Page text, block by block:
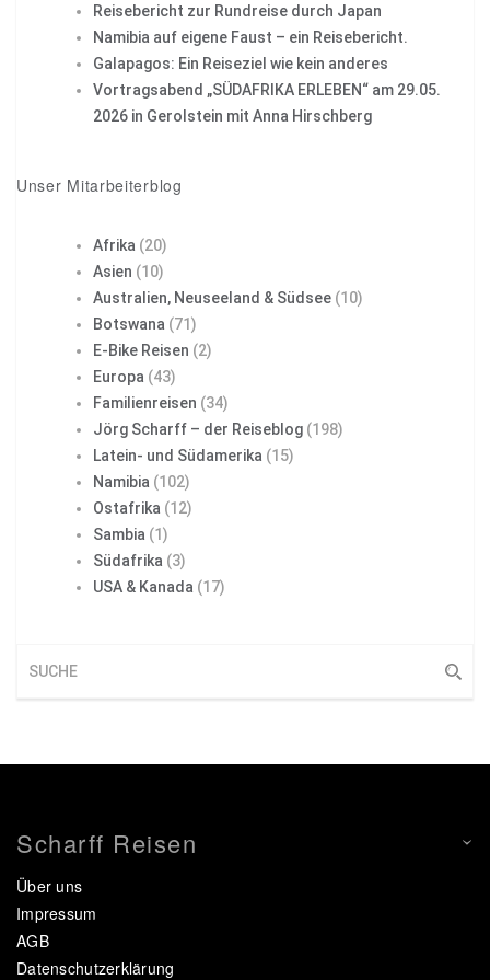
Reisebericht zur Rundreise durch Japan
Namibia auf eigene Faust – ein Reisebericht.
Galapagos: Ein Reiseziel wie kein anderes
Vortragsabend „SÜDAFRIKA ERLEBEN“ am 29.05.
2026 in Gerolstein mit Anna Hirschberg
Unser Mitarbeiterblog
Afrika (20)
Asien (10)
Australien, Neuseeland & Südsee (10)
Botswana (71)
E-Bike Reisen (2)
Europa (43)
Familienreisen (34)
Jörg Scharff – der Reiseblog (198)
Latein- und Südamerika (15)
Namibia (102)
Ostafrika (12)
Sambia (1)
Südafrika (3)
USA & Kanada (17)
Scharff Reisen
Über uns
Impressum
AGB
Datenschutzerklärung